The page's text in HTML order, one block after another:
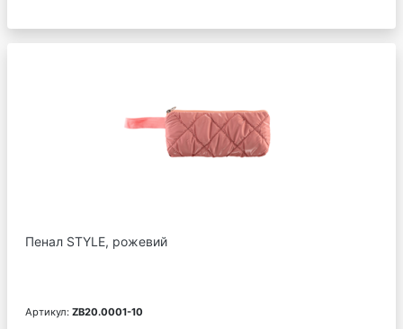
Пенал STYLE, рожевий
Артикул: ZB20.0001-10